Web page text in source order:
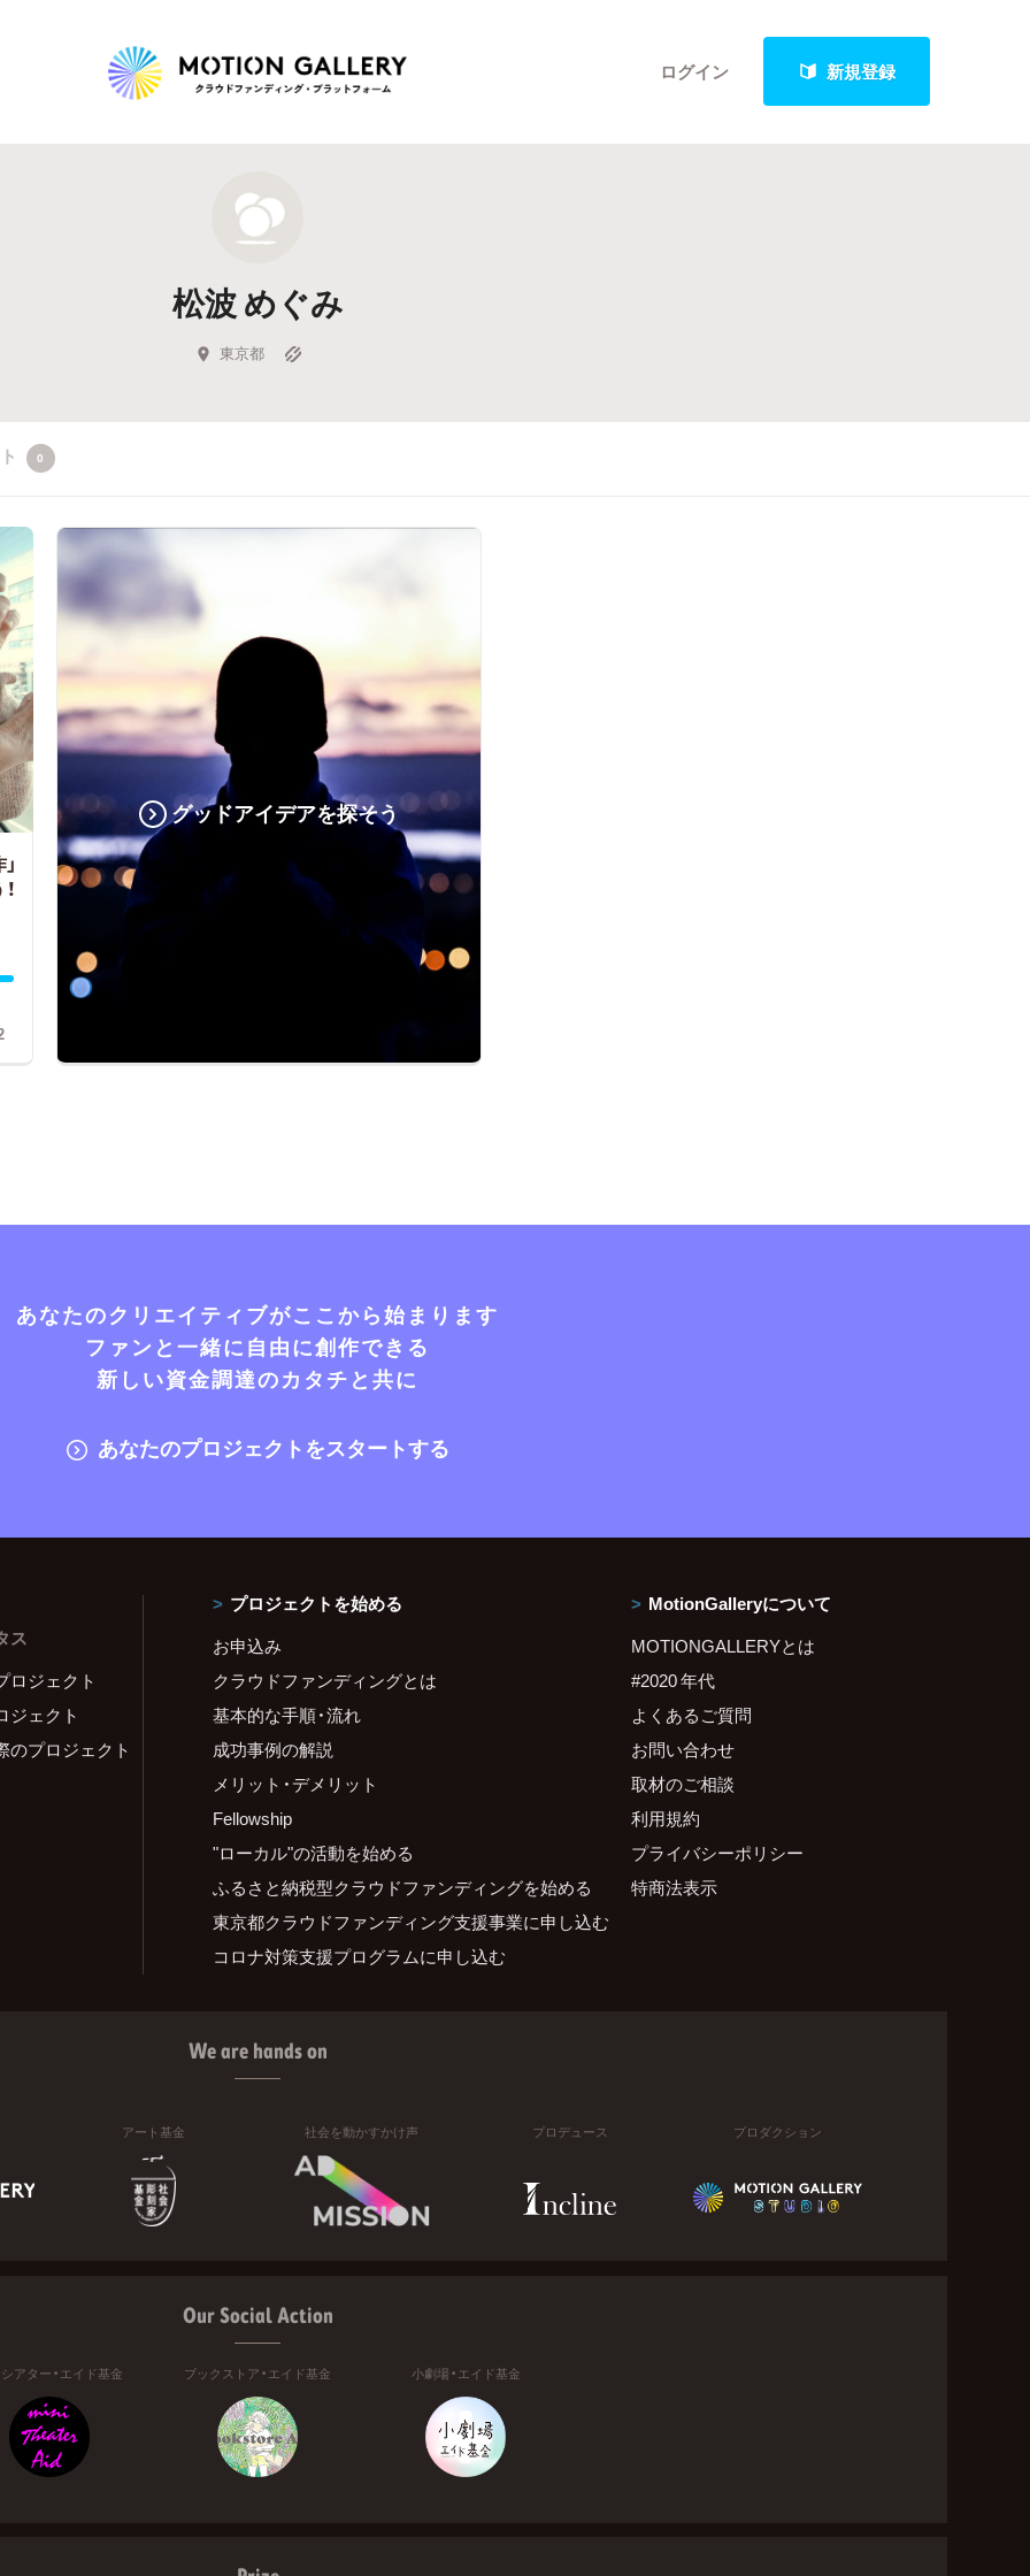
ログイン 新規登録
新着プロジェクト
Feature
キュレーターから探す
松波 めぐみ
東京都
0
グッドアイデアを探そう
あなたのクリエイティブがここから始まります
ファンと一緒に自由に創作できる
新しい資金調達のカタチと共に
あなたのプロジェクトをスタートする
ス
ロジェクト
ジェクト
のプロジェクト
プロジェクトを始める
お申込み
クラウドファンディングとは
基本的な手順・流れ
成功事例の解説
メリット・デメリット
Fellowship
"ローカル"の活動を始める
ふるさと納税型クラウドファンディングを始める
東京都クラウドファンディング支援事業に申し込む
コロナ対策支援プログラムに申し込む
MotionGalleryについて
MOTIONGALLERYとは
#2020 年代
よくあるご質問
お問い合わせ
取材のご相談
利用規約
プライバシーポリシー
特商法表示
We are hands on
アート基金 社会を動かすかけ声 プロデュース プロダクション
Our Social Action
アター・エイド基金 ブックストア・エイド基金 小劇場・エイド基金